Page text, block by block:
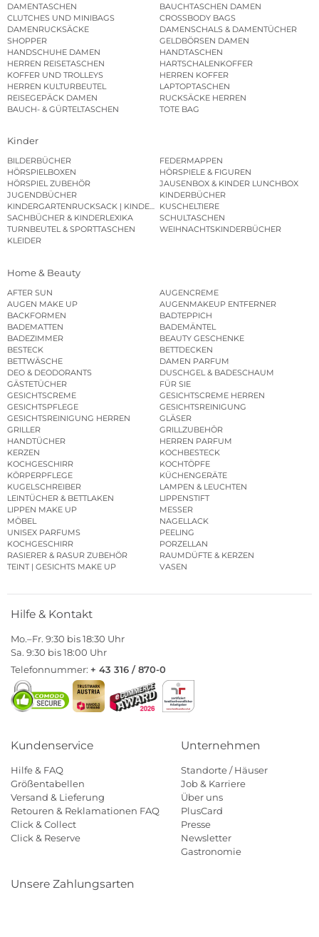
DAMENTASCHEN
BAUCHTASCHEN DAMEN
CLUTCHES UND MINIBAGS
CROSSBODY BAGS
DAMENRUCKSÄCKE
DAMENSCHALS & DAMENTÜCHER
SHOPPER
GELDBÖRSEN DAMEN
HANDSCHUHE DAMEN
HANDTASCHEN
HERREN REISETASCHEN
HARTSCHALENKOFFER
KOFFER UND TROLLEYS
HERREN KOFFER
HERREN KULTURBEUTEL
LAPTOPTASCHEN
REISEGEPÄCK DAMEN
RUCKSÄCKE HERREN
BAUCH- & GÜRTELTASCHEN
TOTE BAG
Kinder
BILDERBÜCHER
FEDERMAPPEN
HÖRSPIELBOXEN
HÖRSPIELE & FIGUREN
HÖRSPIEL ZUBEHÖR
JAUSENBOX & KINDER LUNCHBOX
JUGENDBÜCHER
KINDERBÜCHER
KINDERGARTENRUCKSACK | KINDERGARTENBEUTEL
KUSCHELTIERE
SACHBÜCHER & KINDERLEXIKA
SCHULTASCHEN
TURNBEUTEL & SPORTTASCHEN
WEIHNACHTSKINDERBÜCHER
KLEIDER
Home & Beauty
AFTER SUN
AUGENCREME
AUGEN MAKE UP
AUGENMAKEUP ENTFERNER
BACKFORMEN
BADTEPPICH
BADEMATTEN
BADEMÄNTEL
BADEZIMMER
BEAUTY GESCHENKE
BESTECK
BETTDECKEN
BETTWÄSCHE
DAMEN PARFUM
DEO & DEODORANTS
DUSCHGEL & BADESCHAUM
GÄSTETÜCHER
FÜR SIE
GESICHTSCREME
GESICHTSCREME HERREN
GESICHTSPFLEGE
GESICHTSREINIGUNG
GESICHTSREINIGUNG HERREN
GLÄSER
GRILLER
GRILLZUBEHÖR
HANDTÜCHER
HERREN PARFUM
KERZEN
KOCHBESTECK
KOCHGESCHIRR
KOCHTÖPFE
KÖRPERPFLEGE
KÜCHENGERÄTE
KUGELSCHREIBER
LAMPEN & LEUCHTEN
LEINTÜCHER & BETTLAKEN
LIPPENSTIFT
LIPPEN MAKE UP
MESSER
MÖBEL
NAGELLACK
UNISEX PARFUMS
PEELING
KOCHGESCHIRR
PORZELLAN
RASIERER & RASUR ZUBEHÖR
RAUMDÜFTE & KERZEN
TEINT | GESICHTS MAKE UP
VASEN
Hilfe & Kontakt
Mo.–Fr. 9:30 bis 18:30 Uhr
Sa. 9:30 bis 18:00 Uhr
Telefonnummer: + 43 316 / 870-0
Kundenservice
Hilfe & FAQ
Größentabellen
Versand & Lieferung
Retouren & Reklamationen FAQ
Click & Collect
Click & Reserve
Unternehmen
Standorte / Häuser
Job & Karriere
Über uns
PlusCard
Presse
Newsletter
Gastronomie
Unsere Zahlungsarten